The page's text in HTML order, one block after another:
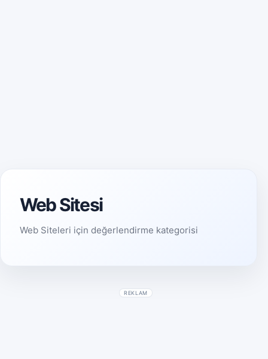
Web Sitesi
Web Siteleri için değerlendirme kategorisi
REKLAM